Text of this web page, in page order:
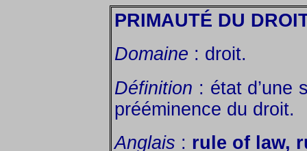
PRIMAUTÉ DU
Domaine : droit.
Définition : état d’une
prééminence du droit.
Anglais : rule of law,